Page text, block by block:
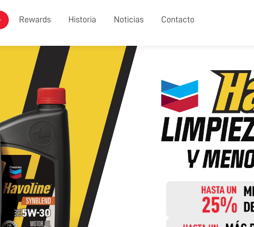
Rewards Historia Noticias Contacto